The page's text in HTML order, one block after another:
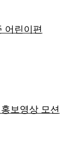
어린이편
보영상 모션